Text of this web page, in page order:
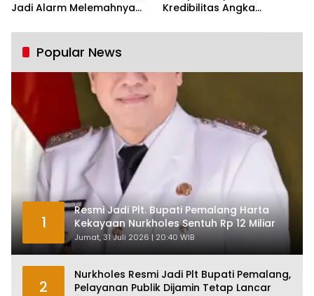
Jadi Alarm Melemahnya
Kredibilitas Angka
Tumbuh Tapi Rapuh
Popular News
1
Resmi Jadi Plt. Bupati Pemalang Harta
Kekayaan Nurkholes Sentuh Rp 12 Miliar
Jumat, 31 Juli 2026 | 20:40 WIB
2
Nurkholes Resmi Jadi Plt Bupati Pemalang,
Pelayanan Publik Dijamin Tetap Lancar